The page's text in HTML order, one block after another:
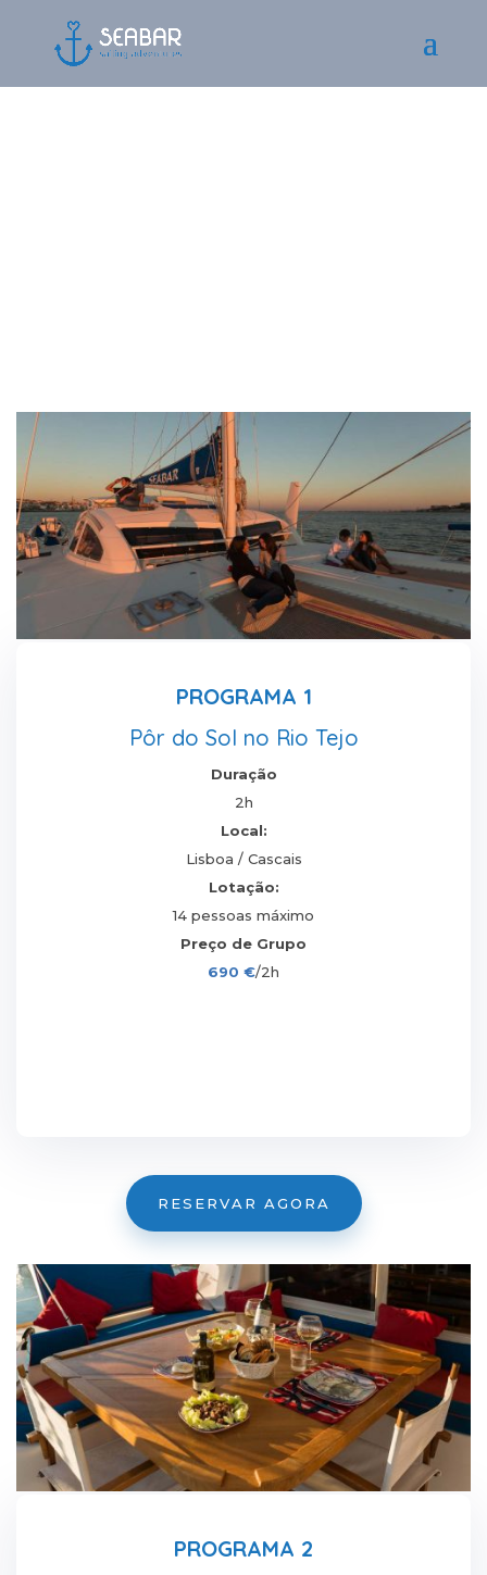
PROGRAMA 1
Pôr do Sol no Rio Tejo
Duração
2h
Local:
Lisboa / Cascais
Lotação:
14 pessoas máximo
Preço de Grupo
690 €/2h
RESERVAR AGORA
PROGRAMA 2